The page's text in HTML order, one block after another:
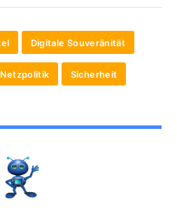
Digitale Souveränität
Netzpolitik Sicherheit